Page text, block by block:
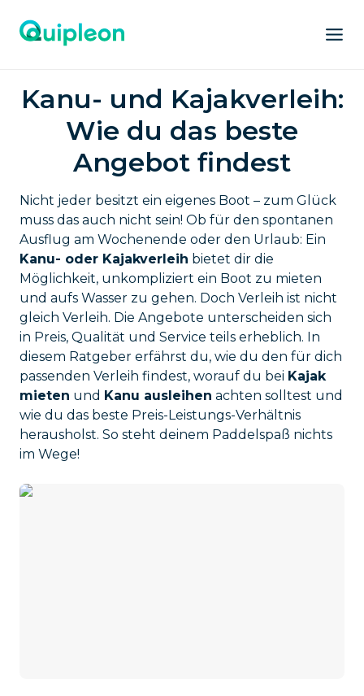
Kanu- und Kajakverleih:
Wie du das beste
Angebot findest
Nicht jeder besitzt ein eigenes Boot – zum Glück
muss das auch nicht sein! Ob für den spontanen
Ausflug am Wochenende oder den Urlaub: Ein
Kanu- oder Kajakverleih bietet dir die
Möglichkeit, unkompliziert ein Boot zu mieten
und aufs Wasser zu gehen. Doch Verleih ist nicht
gleich Verleih. Die Angebote unterscheiden sich
in Preis, Qualität und Service teils erheblich. In
diesem Ratgeber erfährst du, wie du den für dich
passenden Verleih findest, worauf du bei Kajak
mieten und Kanu ausleihen achten solltest und
wie du das beste Preis-Leistungs-Verhältnis
herausholst. So steht deinem Paddelspaß nichts
im Wege!